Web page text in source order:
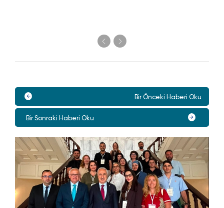
Bir Önceki Haberi Oku
Bir Sonraki Haberi Oku